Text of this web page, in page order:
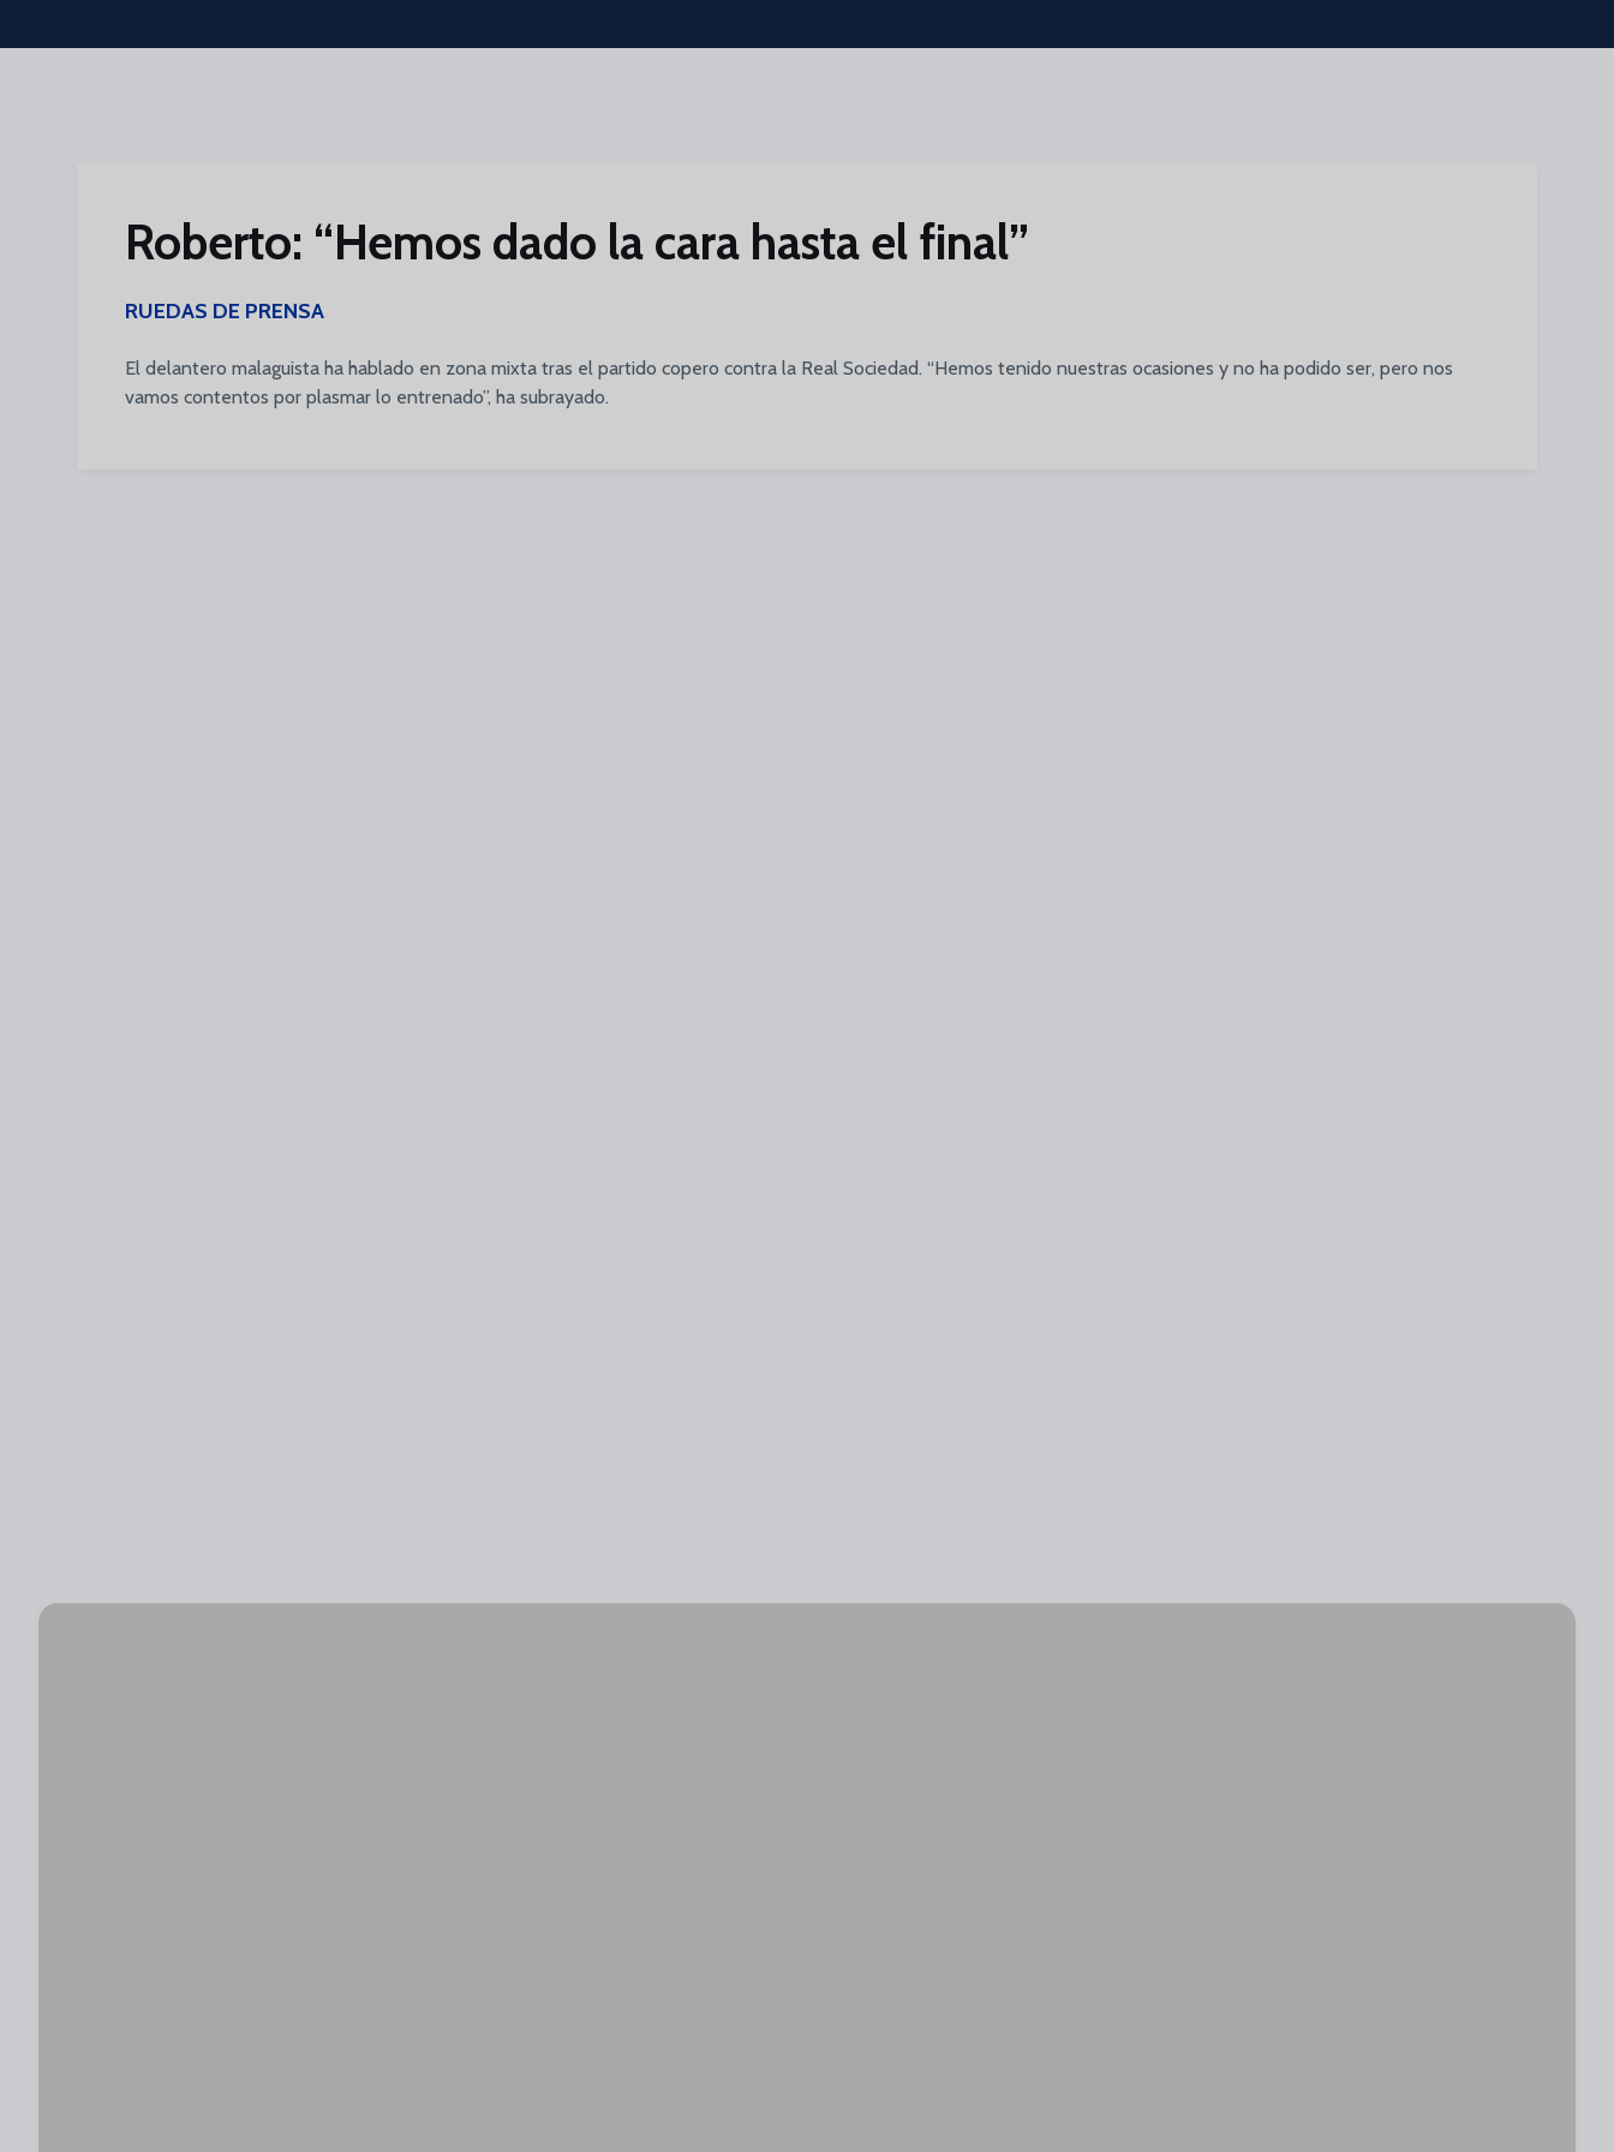
Skip to main content
Roberto: “Hemos dado la cara hasta el final”
RUEDAS DE PRENSA
El delantero malaguista ha hablado en zona mixta tras el partido copero contra la Real Sociedad. “Hemos tenido nuestras ocasiones y no ha podido ser, pero nos
vamos contentos por plasmar lo entrenado”, ha subrayado.